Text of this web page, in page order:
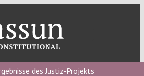
des Justiz-Projekts